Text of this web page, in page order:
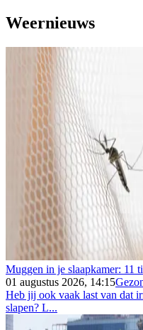
Weernieuws
Muggen in je slaapkamer: 11
01 augustus 2026, 14:15
Heb jij ook vaak last van dat
slapen? L...